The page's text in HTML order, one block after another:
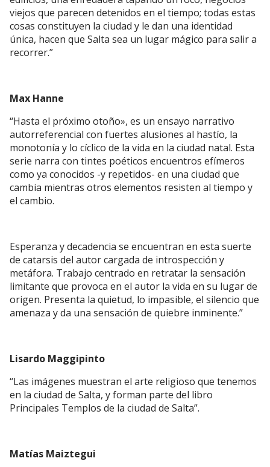
viejos que parecen detenidos en el tiempo; todas estas
cosas constituyen la ciudad y le dan una identidad
única, hacen que Salta sea un lugar mágico para salir a
recorrer.”
Max Hanne
“Hasta el próximo otoño», es un ensayo narrativo
autorreferencial con fuertes alusiones al hastío, la
monotonía y lo cíclico de la vida en la ciudad natal. Esta
serie narra con tintes poéticos encuentros efímeros
como ya conocidos -y repetidos- en una ciudad que
cambia mientras otros elementos resisten al tiempo y
el cambio.
Esperanza y decadencia se encuentran en esta suerte
de catarsis del autor cargada de introspección y
metáfora. Trabajo centrado en retratar la sensación
limitante que provoca en el autor la vida en su lugar de
origen. Presenta la quietud, lo impasible, el silencio que
amenaza y da una sensación de quiebre inminente.”
Lisardo Maggipinto
“Las imágenes muestran el arte religioso que tenemos
en la ciudad de Salta, y forman parte del libro
Principales Templos de la ciudad de Salta”.
Matías Maiztegui